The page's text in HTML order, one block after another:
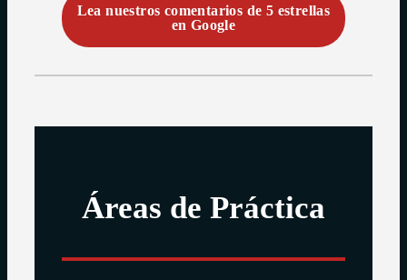
Lea nuestros comentarios de 5 estrellas
en Google
Áreas de Práctica